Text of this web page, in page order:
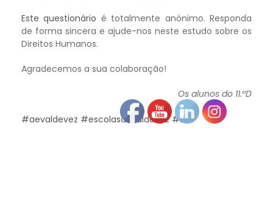
Este questionário é totalmente anónimo. Responda
de forma sincera e ajude-nos neste estudo sobre os
Direitos Humanos.
Agradecemos a sua colaboração!
Os alunos do 11.ºD
#aevaldevez #escolasdevaldevez #AEV